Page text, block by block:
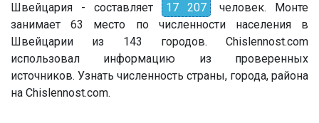
Швейцария - составляет
17 207
человек. Монте
занимает 63 место по численности населения в
Швейцарии из 143 городов. Chislennost.com
использовал информацию из проверенных
источников. Узнать численность страны, города, района
на Chislennost.com.